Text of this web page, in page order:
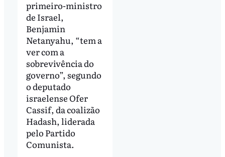
primeiro-ministro
de Israel,
Benjamin
Netanyahu, “tem a
ver com a
sobrevivência do
governo”, segundo
o deputado
israelense Ofer
Cassif, da coalizão
Hadash, liderada
pelo Partido
Comunista.